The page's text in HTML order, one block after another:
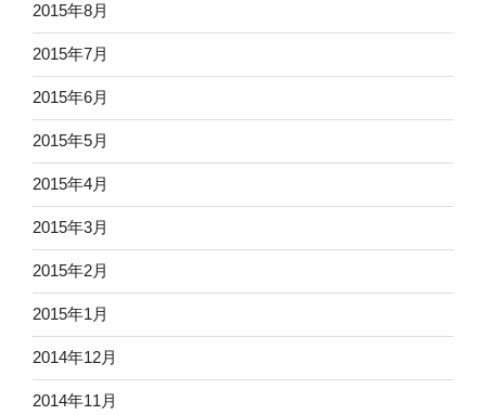
2015年8月
2015年7月
2015年6月
2015年5月
2015年4月
2015年3月
2015年2月
2015年1月
2014年12月
2014年11月